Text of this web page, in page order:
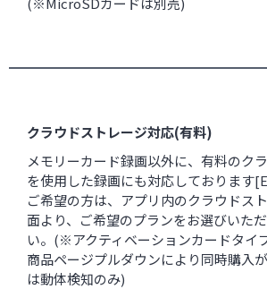
クラウドストレージ対応(有料)
メモリーカード録画以外に、有料のク
を使用した録画にも対応しております
ご希望の方は、アプリ内のクラウドス
面より、ご希望のプランをお選びいた
い。(※アクティベーションカードタイ
商品ページプルダウンにより同時購入
は動体検知のみ)